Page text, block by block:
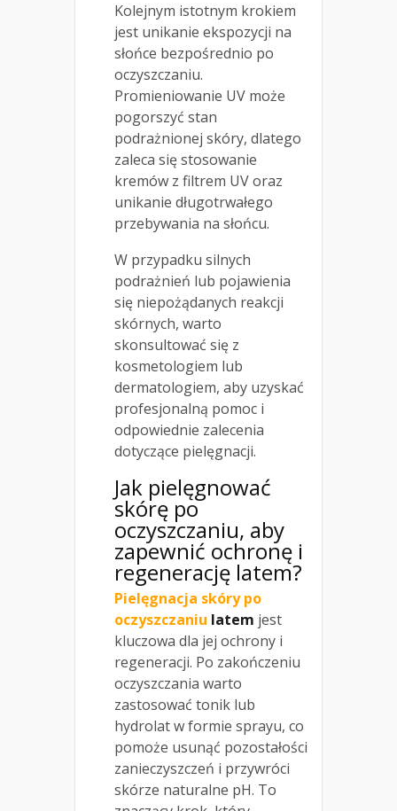
Kolejnym istotnym krokiem
jest unikanie ekspozycji na
słońce bezpośrednio po
oczyszczaniu.
Promieniowanie UV może
pogorszyć stan
podrażnionej skóry, dlatego
zaleca się stosowanie
kremów z filtrem UV oraz
unikanie długotrwałego
przebywania na słońcu.
W przypadku silnych
podrażnień lub pojawienia
się niepożądanych reakcji
skórnych, warto
skonsultować się z
kosmetologiem lub
dermatologiem, aby uzyskać
profesjonalną pomoc i
odpowiednie zalecenia
dotyczące pielęgnacji.
Jak pielęgnować
skórę po
oczyszczaniu, aby
zapewnić ochronę i
regenerację latem?
Pielęgnacja skóry po
oczyszczaniu latem jest
kluczowa dla jej ochrony i
regeneracji. Po zakończeniu
oczyszczania warto
zastosować tonik lub
hydrolat w formie sprayu, co
pomoże usunąć pozostałości
zanieczyszczeń i przywróci
skórze naturalne pH. To